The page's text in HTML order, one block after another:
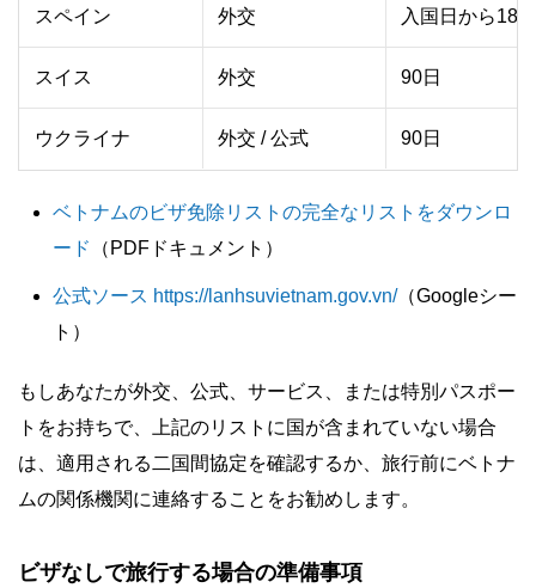
スペイン 外交 入国日から
スイス 外交 90日
ウクライナ 外交 / 公式 90日
ベトナムのビザ免除リストの完全なリストをダウンロ
ード
（PDFドキュメント）
公式ソース https://lanhsuvietnam.gov.vn/（Googleシー
ト）
もしあなたが外交、公式、サービス、または特別パスポー
トをお持ちで、上記のリストに国が含まれていない場合
は、適用される二国間協定を確認するか、旅行前にベトナ
ムの関係機関に連絡することをお勧めします。
ビザなしで旅行する場合の準備事項